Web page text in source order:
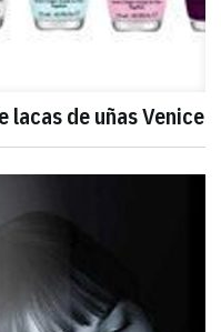
lacas de uñas Venice